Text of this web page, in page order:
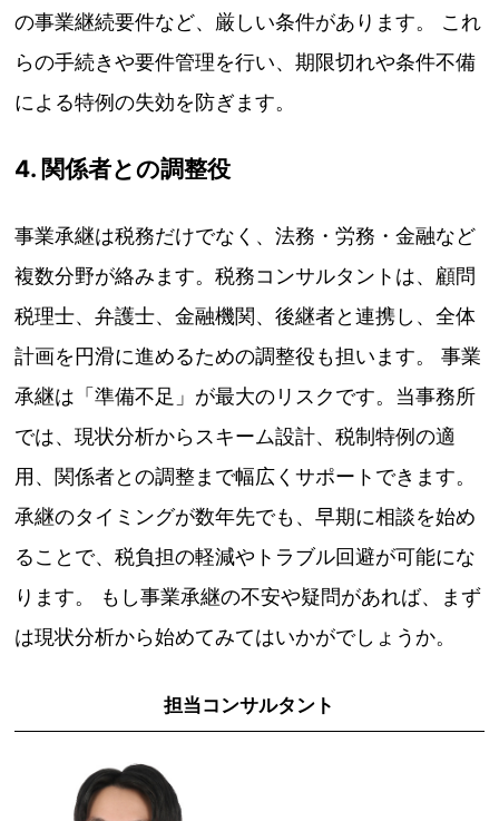
の事業継続要件など、厳しい条件があります。 これ
らの手続きや要件管理を行い、期限切れや条件不備
による特例の失効を防ぎます。
4. 関係者との調整役
事業承継は税務だけでなく、法務・労務・金融など
複数分野が絡みます。税務コンサルタントは、顧問
税理士、弁護士、金融機関、後継者と連携し、全体
計画を円滑に進めるための調整役も担います。 事業
承継は「準備不足」が最大のリスクです。当事務所
では、現状分析からスキーム設計、税制特例の適
用、関係者との調整まで幅広くサポートできます。
承継のタイミングが数年先でも、早期に相談を始め
ることで、税負担の軽減やトラブル回避が可能にな
ります。 もし事業承継の不安や疑問があれば、まず
は現状分析から始めてみてはいかがでしょうか。
担当コンサルタント